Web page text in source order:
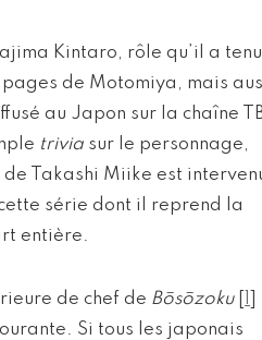
Kintaro, rôle qu’il a
de Motomiya, mais
au Japon sur la chaîne
trivia sur le personnage,
Takashi Miike est
série dont il reprend la
entière.
de chef de Bōsōzoku[
Si tous les japonais